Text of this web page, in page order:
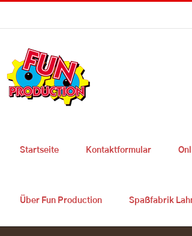
Skip
content
Startseite Kontaktformular
Über Fun Production Spaßfabrik